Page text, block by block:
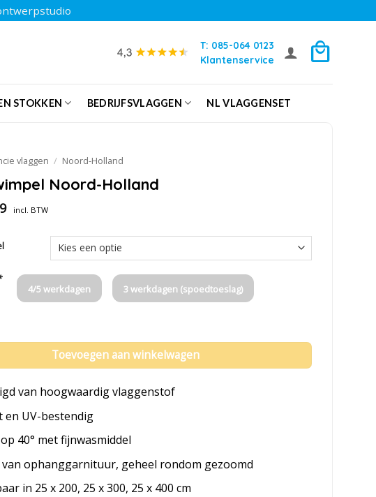
T: 085-064 0123
Klantenservice
STOKKEN BEDRIJFSVLAGGEN NL VLAGGENSET
vlaggen / Noord-Holland
Noord-Holland
incl. BTW
4/5 werkdagen 3 werkdagen (spoedtoeslag)
Noord-Holland aantal
Toevoegen aan winkelwagen
van hoogwaardig vlaggenstof
en UV-bestendig
40° met fijnwasmiddel
ophanggarnituur, geheel rondom gezoomd
in 25 x 200, 25 x 300, 25 x 400 cm